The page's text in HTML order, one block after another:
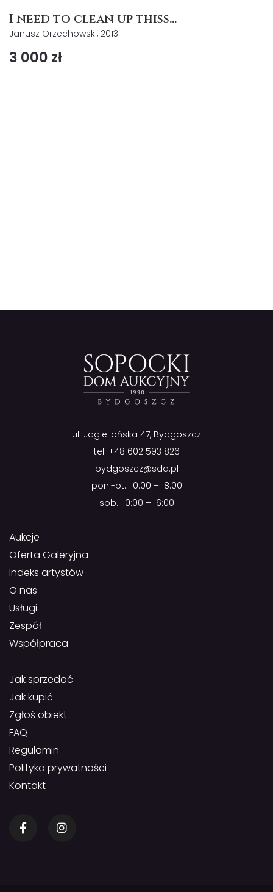
I need to clean up thiss...
Janusz Orzechowski, 2013
3 000 zł
ul. Jagiellońska 47, Bydgoszcz
tel. +48 602 593 826
bydgoszcz@sda.pl
pon.-pt.: 10:00 – 18:00
sob.: 10:00 – 16:00
Aukcje
Oferta Galeryjna
Indeks artystów
O nas
Usługi
Zespół
Współpraca
Jak sprzedać
Jak kupić
Zgłoś obiekt
FAQ
Regulamin
Polityka prywatności
Kontakt